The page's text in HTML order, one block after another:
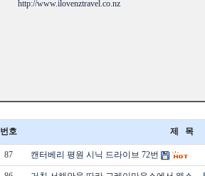
http://www.ilovenztravel.co.nz
번호 제 목
87 캔터베리 평원 시닉 드라이브 72번